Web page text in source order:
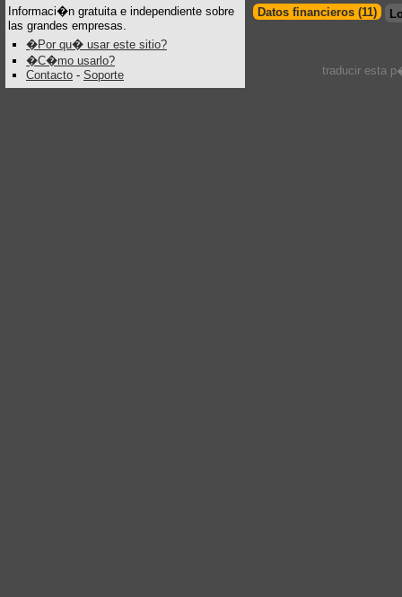
Informaci�n gratuita e independiente sobre
las grandes empresas.
�Por qu� usar este sitio?
�C�mo usarlo?
Contacto - Soporte
Datos financieros (11)
traducir esta